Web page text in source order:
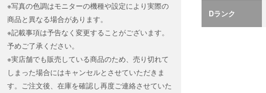
※写真の色調はモニターの機種や設定により実際の
商品と異なる場合があります。
※記載事項は予告なく変更することがございます。
予めご了承ください。
※実店舗でも販売している商品のため、売り切れて
しまった場合にはキャンセルとさせていただきま
す。ご注文後、在庫を確認し再度ご連絡させていた
Dランク